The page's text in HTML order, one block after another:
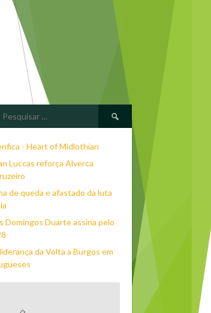
Pesquisar
por:
- Heart of Midlothian
Luccas reforça Alverca
de queda e afastado da luta
Domingos Duarte assina pelo
da Volta a Burgos em